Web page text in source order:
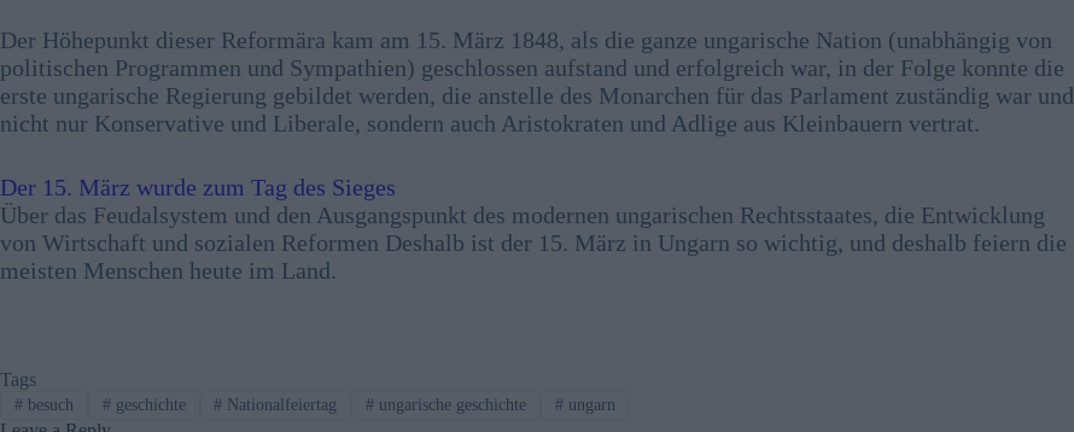
Der Höhepunkt dieser Reformära kam am 15. März 1848, als die ganze ungarische Nation (unabhängig von
politischen Programmen und Sympathien) geschlossen aufstand und erfolgreich war, in der Folge konnte die
erste ungarische Regierung gebildet werden, die anstelle des Monarchen für das Parlament zuständig war und
nicht nur Konservative und Liberale, sondern auch Aristokraten und Adlige aus Kleinbauern vertrat.
Der 15. März wurde zum Tag des Sieges
Über das Feudalsystem und den Ausgangspunkt des modernen ungarischen Rechtsstaates, die Entwicklung
von Wirtschaft und sozialen Reformen Deshalb ist der 15. März in Ungarn so wichtig, und deshalb feiern die
meisten Menschen heute im Land.
Tags
#besuch #geschichte # Nationalfeiertag # ungarische geschichte # ungarn